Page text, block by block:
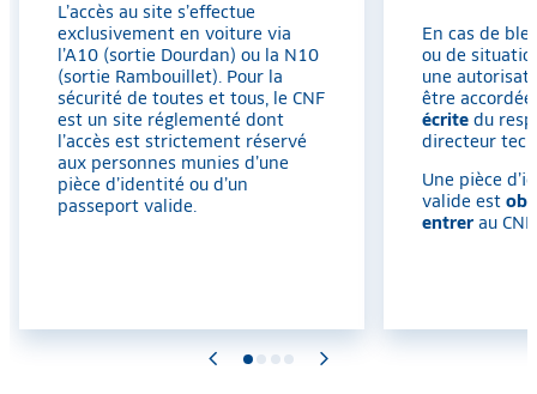
L’accès au site s’effectue
exclusivement en voiture via
l’A10 (sortie Dourdan) ou la N10
(sortie Rambouillet). Pour la
sécurité de toutes et tous, le CNF
est un site réglementé dont
l’accès est strictement réservé
aux personnes munies d’une
pièce d’identité ou d’un
passeport valide.
En cas de
ou de
une
être accordée
écrite du
directeur
Une pièce
valide est
entrer au CNF.